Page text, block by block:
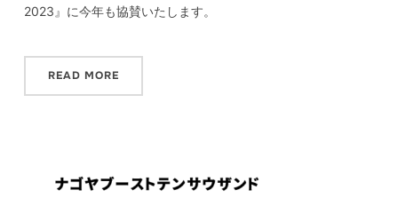
2023』に今年も協賛いたします。
READ MORE